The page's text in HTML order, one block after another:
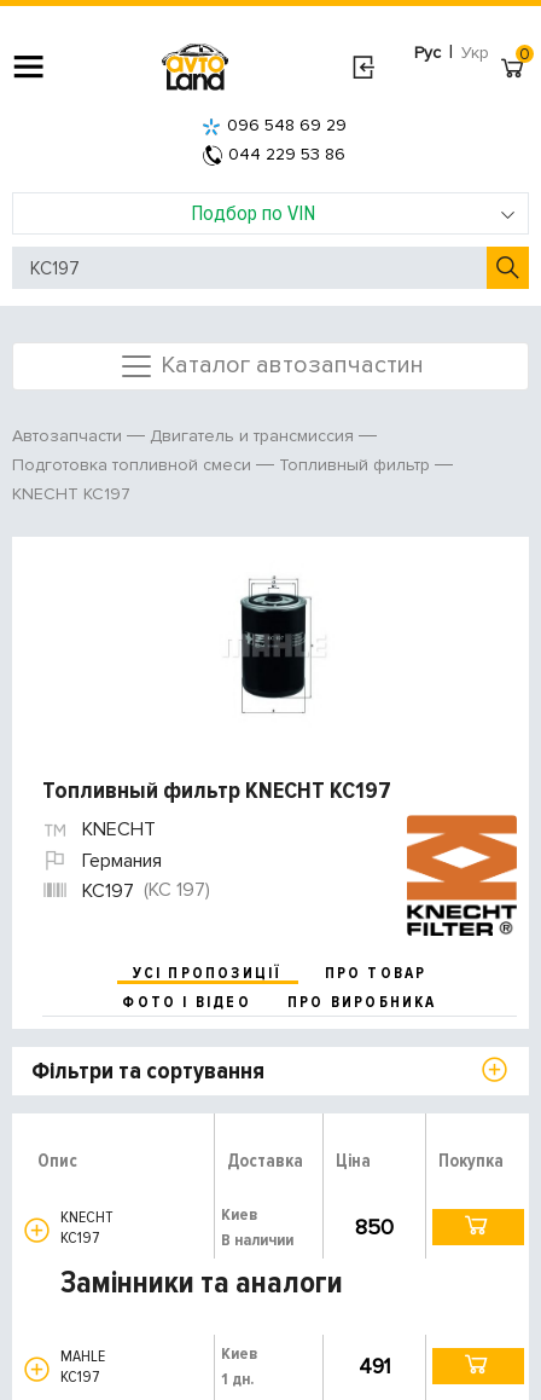
Рус | Укр
Подбор по VIN
096 548 69 29
044 229 53 86
0
Каталог автозапчастин
Автозапчасти
Двигатель и трансмиссия
Подготовка топливной смеси
Топливный фильтр
KNECHT KC197
Топливный фильтр KNECHT KC197
KNECHT
Германия
KC197 (KC 197)
УСІ ПРОПОЗИЦІЇ
ПРО ТОВАР
ФОТО І ВІДЕО
ПРО ВИРОБНИКА
Фільтри та сортування
Опис Доставка Ціна Покупка
KNECHT
KC197
Киев
В наличии
850
Замінники та аналоги
MAHLE
KC197
Киев
1 дн.
491